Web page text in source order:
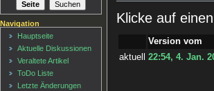
Klicke auf
Version vom
aktuell
22:54, 4. Jan.
Navigation
Hauptseite
Aktuelle Diskussionen
Veraltete Artikel
ToDo Liste
Letzte Änderungen